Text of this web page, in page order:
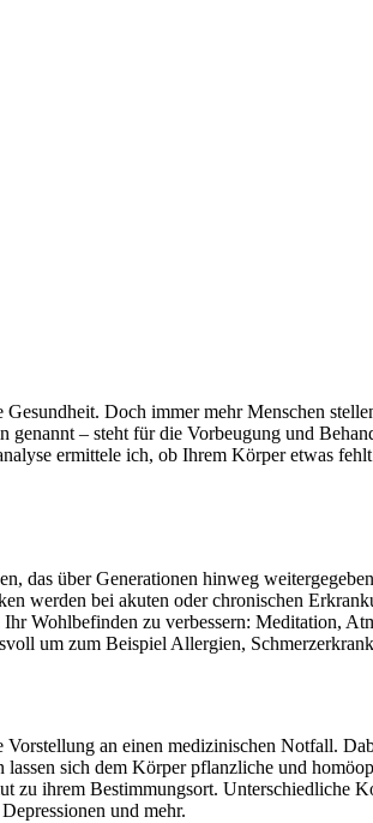
Doch immer mehr Menschen
– steht für die Vorbeugung und
ermittele ich, ob Ihrem Körper etwas
das über Generationen hinweg
werden bei akuten oder chronischen
Wohlbefinden zu verbessern: Meditation,
um zum Beispiel Allergien,
an einen medizinischen Notfall.
sich dem Körper pflanzliche und
zu ihrem Bestimmungsort. Unterschiedliche
und mehr.